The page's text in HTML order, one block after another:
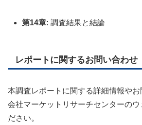
第14章: 調査結果と結論
レポートに関するお問い合わせ
本調査レポートに関する詳細情報や
会社マーケットリサーチセンターのウ
ださい。